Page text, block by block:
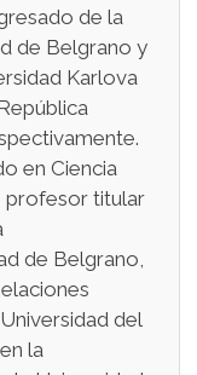
de la
de Belgrano y
Karlova
en Ciencia
profesor titular
de Belgrano,
del
la